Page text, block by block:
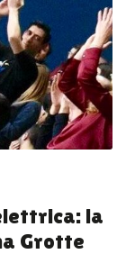
la
Grotte